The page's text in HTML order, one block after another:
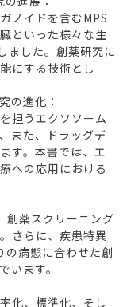
ノイドを含むMPS
といった様々な生
した。創薬研究に
にする技術とし
の進化：
担うエクソソーム
また、ドラッグデ
す。本書では、エ
への応用における
創薬スクリーニング
さらに、疾患特異
の病態に合わせた創
います。
化、標準化、そし